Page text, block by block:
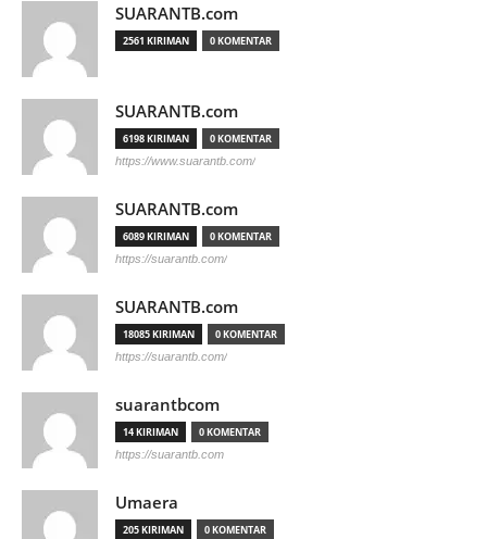
SUARANTB.com
2561 KIRIMAN 0 KOMENTAR
SUARANTB.com
6198 KIRIMAN 0 KOMENTAR
https://www.suarantb.com/
SUARANTB.com
6089 KIRIMAN 0 KOMENTAR
https://suarantb.com/
SUARANTB.com
18085 KIRIMAN 0 KOMENTAR
https://suarantb.com/
suarantbcom
14 KIRIMAN 0 KOMENTAR
https://suarantb.com
Umaera
205 KIRIMAN 0 KOMENTAR